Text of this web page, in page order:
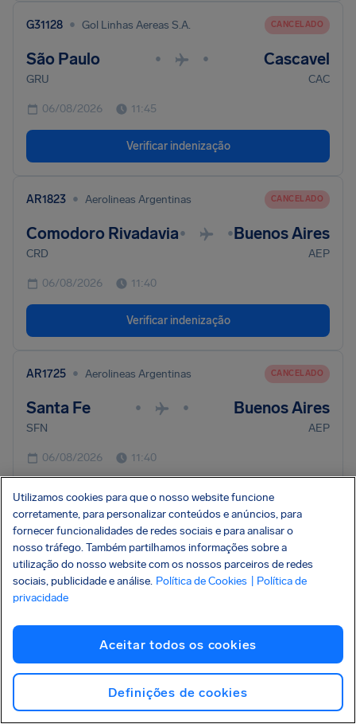
G31128 • Gol Linhas Aereas S.A. CANCELADO
São Paulo • • Cascavel
GRU CAC
06/08/2026 11:45
Verificar indenização
AR1823 • Aerolineas Argentinas CANCELADO
Comodoro Rivadavia• •Buenos Aires
CRD AEP
06/08/2026 11:40
Verificar indenização
AR1725 • Aerolineas Argentinas CANCELADO
Santa Fe • • Buenos Aires
SFN AEP
06/08/2026 11:40
Verificar indenização
AR1489 • Aerolineas Argentinas CANCELADO
Salta • • Buenos Aires
SLA
Utilizamos cookies para que o nosso website funcione
corretamente, para personalizar conteúdos e anúncios, para
fornecer funcionalidades de redes sociais e para analisar o
nosso tráfego. Também partilhamos informações sobre a
utilização do nosso website com os nossos parceiros de redes
sociais, publicidade e análise. Política de Cookies
| Política de
privacidade
Aceitar todos os cookies
Definições de cookies